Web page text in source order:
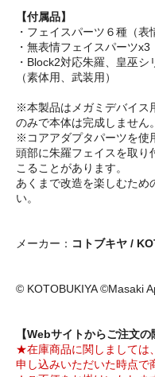
【付属品】
・フェイスパーツ６種（表
・無表情フェイスパーツx3
・Block2対応朱羅、皇巫
（素体用、武装用）
※本製品はメガミデバイス
のみで本体は完成しません。
※コアアダプタパーツを使
頭部に朱羅フェイスを取り
こることがあります。
あくまで改造を楽しむため
い。
メーカー： コトブキヤ /
© KOTOBUKIYA ©Masaki
【Webサイトからご注文
★在庫商品に関しましては
申し込みいただいた時点で